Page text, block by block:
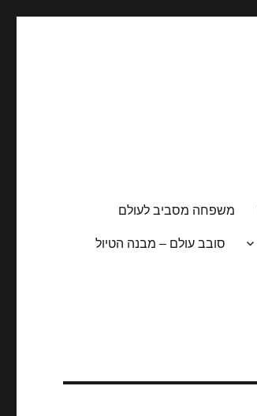
משפחה מסביב לעולם
סובב עולם – מבנה הטיול